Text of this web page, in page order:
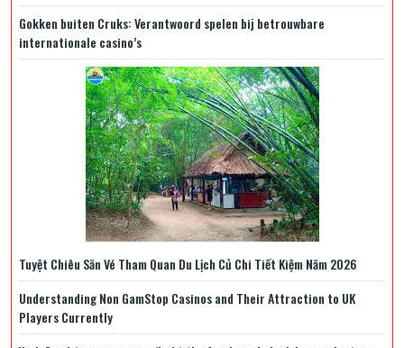
Gokken buiten Cruks: Verantwoord spelen bij betrouwbare
internationale casino’s
Tuyệt Chiêu Săn Vé Tham Quan Du Lịch Củ Chi Tiết Kiệm Năm 2026
Understanding Non GamStop Casinos and Their Attraction to UK
Players Currently